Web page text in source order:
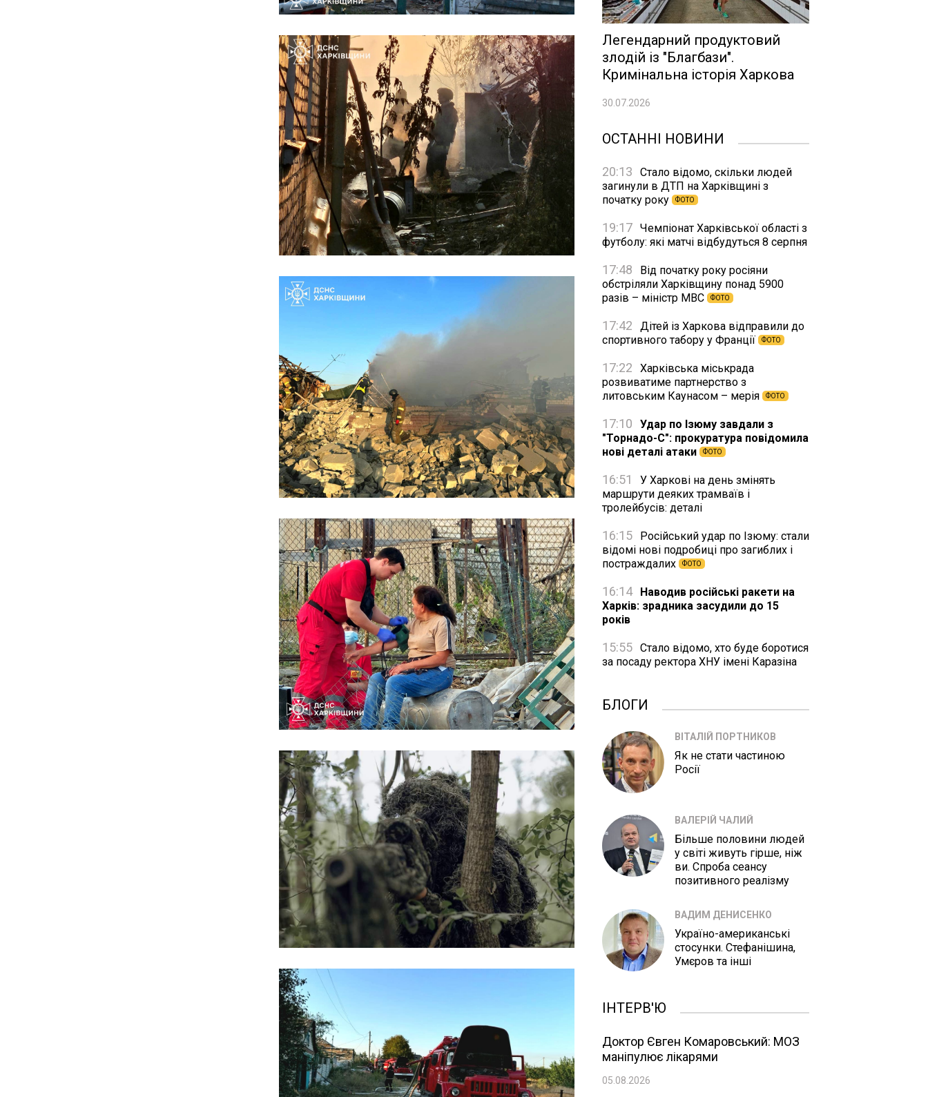
Легендарний продуктовий
злодій із "Благбази".
Кримінальна історія Харкова
30.07.2026
ОСТАННІ НОВИНИ
20:13
Стало відомо, скільки людей
загинули в ДТП на Харківщині з
початку року
ФОТО
19:17 Чемпіонат Харківської області з
футболу: які матчі відбудуться 8 серпня
17:48
Від початку року росіяни
обстріляли Харківщину понад 5900
разів – міністр МВС
ФОТО
17:42
Дітей із Харкова відправили до
спортивного табору у Франції
ФОТО
17:22
Харківська міськрада
розвиватиме партнерство з
литовським Каунасом – мерія
ФОТО
17:10
Удар по Ізюму завдали з
"Торнадо-С": прокуратура повідомила
нові деталі атаки
ФОТО
16:51
У Харкові на день змінять
маршрути деяких трамваїв і
тролейбусів: деталі
16:15
Російський удар по Ізюму: стали
відомі нові подробиці про загиблих і
постраждалих
ФОТО
16:14
Наводив російські ракети на
Харків: зрадника засудили до 15
років
15:55 Стало відомо, хто буде боротися
за посаду ректора ХНУ імені Каразіна
БЛОГИ
ВІТАЛІЙ ПОРТНИКОВ
Як не стати частиною
Росії
ВАЛЕРІЙ ЧАЛИЙ
Більше половини людей
у світі живуть гірше, ніж
ви. Спроба сеансу
позитивного реалізму
ВАДИМ ДЕНИСЕНКО
Україно-американські
стосунки. Стефанішина,
Умєров та інші
ІНТЕРВ'Ю
Доктор Євген Комаровський: МОЗ
маніпулює лікарями
05.08.2026